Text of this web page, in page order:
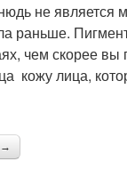
не является
раньше.
чем скорее
кожу лица,
→